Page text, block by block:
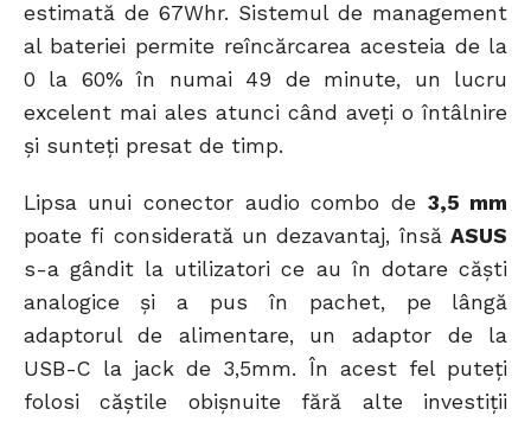
estimată de 67Whr. Sistemul de management
al bateriei permite reîncărcarea acesteia de la
0 la 60% în numai 49 de minute, un lucru
excelent mai ales atunci când aveți o întâlnire
și sunteți presat de timp.
Lipsa unui conector audio combo de 3,5 mm
poate fi considerată un dezavantaj, însăASUS
s-a gândit la utilizatori ce au în dotare căști
analogice și a pus în pachet, pe lângă
adaptorul de alimentare, un adaptor de la
USB-C la jack de 3,5mm. În acest fel puteți
folosi căștile obișnuite fără alte investiții